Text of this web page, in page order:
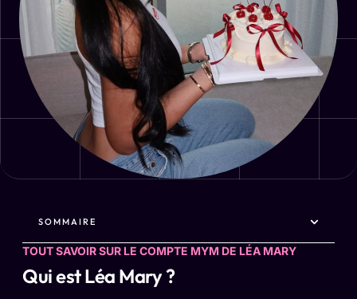
SOMMAIRE
TOUT SAVOIR SUR LE COMPTE MYM DE LÉA MARY
Qui est Léa Mary ?